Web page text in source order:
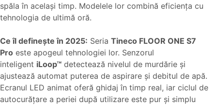
spăla în același timp. Modelele lor combină eficiența cu
tehnologia de ultimă oră.
Ce îl definește în 2025: Seria Tineco FLOOR ONE S7
Pro este apogeul tehnologiei lor. Senzorul
inteligent iLoop™ detectează nivelul de murdărie și
ajustează automat puterea de aspirare și debitul de apă.
Ecranul LED animat oferă ghidaj în timp real, iar ciclul de
autocurățare a periei după utilizare este pur și simplu